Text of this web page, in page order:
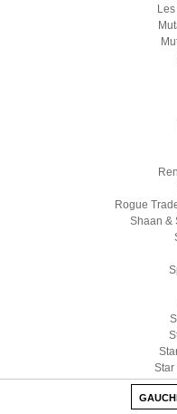
Rogue
Shaan &
Star